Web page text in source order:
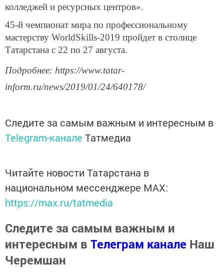
колледжей и ресурсных центров».
45-й чемпионат мира по профессиональному
мастерству WorldSkills-2019 пройдет в столице
Татарстана с 22 по 27 августа.
Подробнее: https://www.tatar-
inform.ru/news/2019/01/24/640178/
Следите за самым важным и интересным в
Telegram-канале Татмедиа
Читайте новости Татарстана в
национальном мессенджере MАХ:
https://max.ru/tatmedia
Следите за самым важным и
интересным в Телеграм канале Наш
Черемшан